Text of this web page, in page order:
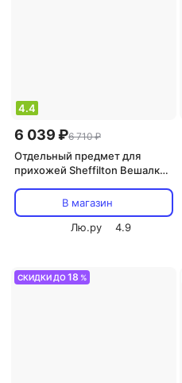
4.4
6 039 ₽6 710 ₽
Отдельный предмет для
прихожей Sheffilton Вешалка
В магазин
Лю.ру
4.9
СКИДКИ ДО18 %